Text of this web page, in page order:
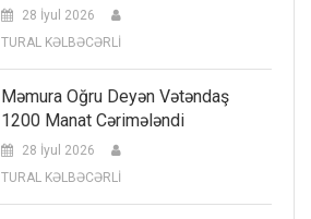
28 İyul 2026
TURAL KƏLBƏCƏRLİ
Məmura Oğru Deyən Vətəndaş
1200 Manat Cərimələndi
28 İyul 2026
TURAL KƏLBƏCƏRLİ